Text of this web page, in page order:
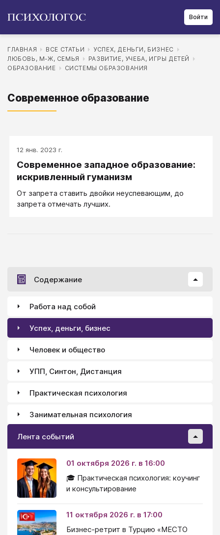
Войти
ГЛАВНАЯ ВСЕ СТАТЬИ
УСПЕХ, ДЕНЬГИ, БИЗНЕС
ЛЮБОВЬ, М-Ж, СЕМЬЯ
РАЗВИТИЕ, УЧЕБА, ИГРЫ ДЕТЕЙ
ОБРАЗОВАНИЕ
СИСТЕМЫ ОБРАЗОВАНИЯ
Современное образование
12 янв. 2023 г.
Современное западное образование:
искривленный гуманизм
От запрета ставить двойки неуспевающим, до
запрета отмечать лучших.
Содержание
Работа над собой
Успех, деньги, бизнес
Человек и общество
УПП, Синтон, Дистанция
Практическая психология
Занимательная психология
Лента событий
01 октября 2026 г. в 16:00
🎓 Практическая психология: коучинг
и консультирование
11 октября 2026 г. в 17:00
Бизнес-ретрит в Турцию «МЕСТО